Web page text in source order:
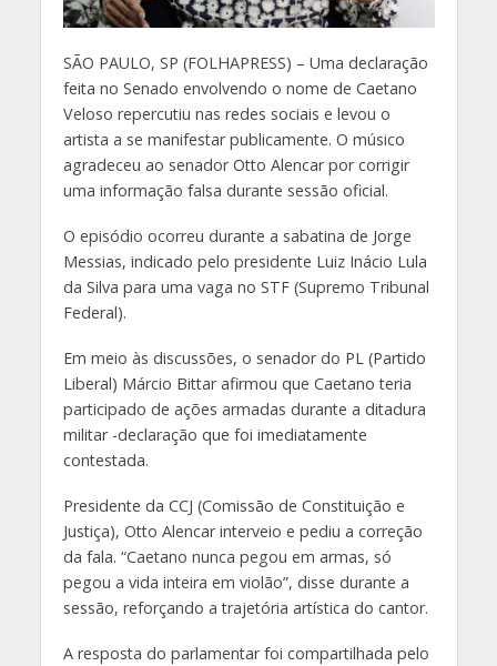
SÃO PAULO, SP (FOLHAPRESS) – Uma declaração
feita no Senado envolvendo o nome de Caetano
Veloso repercutiu nas redes sociais e levou o
artista a se manifestar publicamente. O músico
agradeceu ao senador Otto Alencar por corrigir
uma informação falsa durante sessão oficial.
O episódio ocorreu durante a sabatina de Jorge
Messias, indicado pelo presidente Luiz Inácio Lula
da Silva para uma vaga no STF (Supremo Tribunal
Federal).
Em meio às discussões, o senador do PL (Partido
Liberal) Márcio Bittar afirmou que Caetano teria
participado de ações armadas durante a ditadura
militar -declaração que foi imediatamente
contestada.
Presidente da CCJ (Comissão de Constituição e
Justiça), Otto Alencar interveio e pediu a correção
da fala. “Caetano nunca pegou em armas, só
pegou a vida inteira em violão”, disse durante a
sessão, reforçando a trajetória artística do cantor.
A resposta do parlamentar foi compartilhada pelo